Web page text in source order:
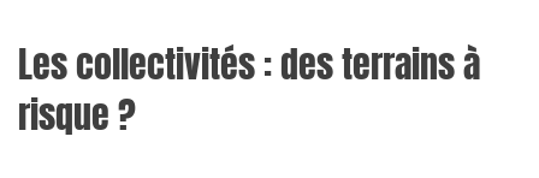
Les collectivités : des terrains à
risque ?